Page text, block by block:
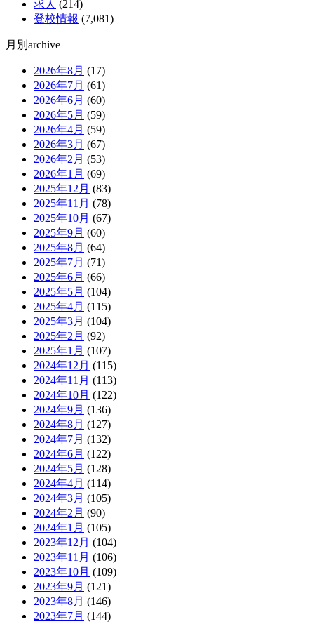
求人 (214)
登校情報 (7,081)
月別archive
2026年8月 (17)
2026年7月 (61)
2026年6月 (60)
2026年5月 (59)
2026年4月 (59)
2026年3月 (67)
2026年2月 (53)
2026年1月 (69)
2025年12月 (83)
2025年11月 (78)
2025年10月 (67)
2025年9月 (60)
2025年8月 (64)
2025年7月 (71)
2025年6月 (66)
2025年5月 (104)
2025年4月 (115)
2025年3月 (104)
2025年2月 (92)
2025年1月 (107)
2024年12月 (115)
2024年11月 (113)
2024年10月 (122)
2024年9月 (136)
2024年8月 (127)
2024年7月 (132)
2024年6月 (122)
2024年5月 (128)
2024年4月 (114)
2024年3月 (105)
2024年2月 (90)
2024年1月 (105)
2023年12月 (104)
2023年11月 (106)
2023年10月 (109)
2023年9月 (121)
2023年8月 (146)
2023年7月 (144)